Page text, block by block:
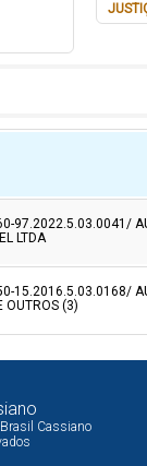
97.2022.5.03.0041/
LTDA
15.2016.5.03.0168/
OUTROS (3)
Cassiano